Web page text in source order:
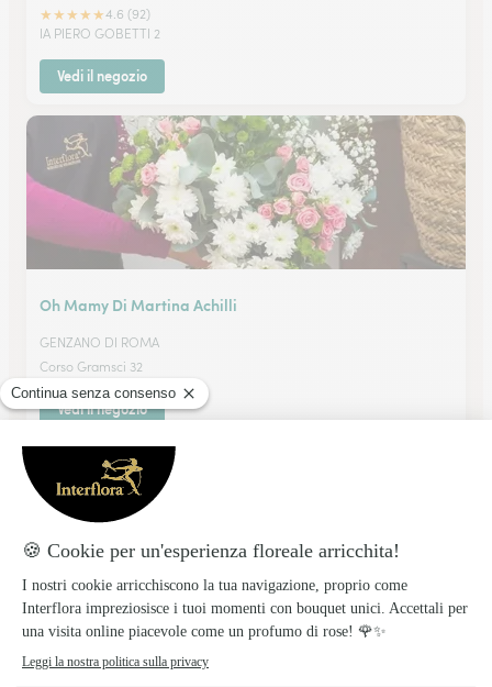
★★★★★4.6 (92)
IA PIERO GOBETTI 2
Vedi il negozio
Oh Mamy Di Martina Achilli
GENZANO DI ROMA
Corso Gramsci 32
Vedi il negozio
La Flora L. Tramontano